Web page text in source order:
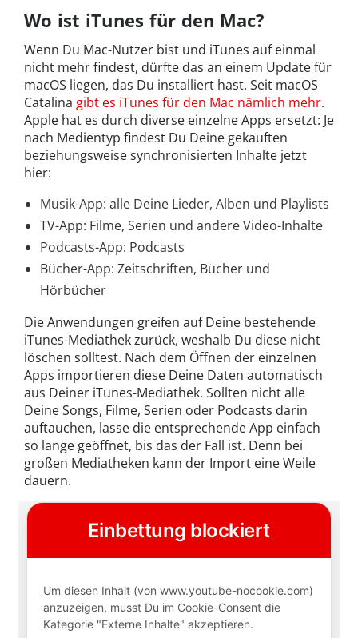
Wo ist iTunes für den Mac?
Wenn Du Mac-Nutzer bist und iTunes auf einmal
nicht mehr findest, dürfte das an einem Update für
macOS liegen, das Du installiert hast. Seit macOS
Catalina gibt es iTunes für den Mac nämlich mehr.
Apple hat es durch diverse einzelne Apps ersetzt: Je
nach Medientyp findest Du Deine gekauften
beziehungsweise synchronisierten Inhalte jetzt
hier:
Musik-App: alle Deine Lieder, Alben und Playlists
TV-App: Filme, Serien und andere Video-Inhalte
Podcasts-App: Podcasts
Bücher-App: Zeitschriften, Bücher und
Hörbücher
Die Anwendungen greifen auf Deine bestehende
iTunes-Mediathek zurück, weshalb Du diese nicht
löschen solltest. Nach dem Öffnen der einzelnen
Apps importieren diese Deine Daten automatisch
aus Deiner iTunes-Mediathek. Sollten nicht alle
Deine Songs, Filme, Serien oder Podcasts darin
auftauchen, lasse die entsprechende App einfach
so lange geöffnet, bis das der Fall ist. Denn bei
großen Mediatheken kann der Import eine Weile
dauern.